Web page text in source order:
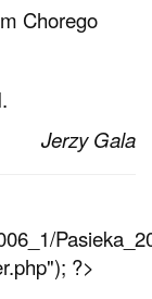
Chorego
Jerzy Gala
?>